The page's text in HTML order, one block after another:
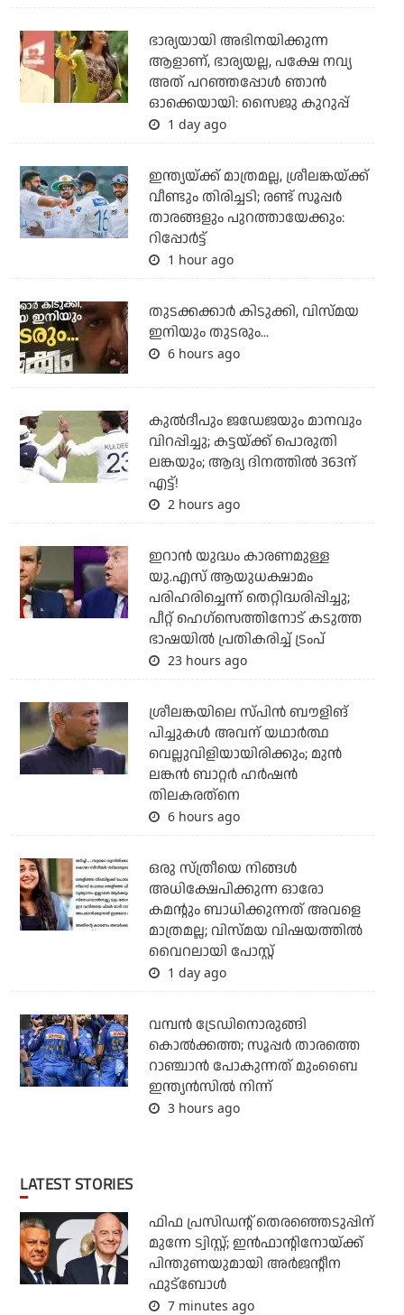
ഭാര്യയായി അഭിനയിക്കുന്ന
ആളാണ്, ഭാര്യയല്ല, പക്ഷേ നവ്യ
അത് പറഞ്ഞപ്പോള്‍ ഞാന്‍
ഓക്കെയായി: സൈജു കുറുപ്പ്
1 day ago
ഇന്ത്യയ്ക്ക് മാത്രമല്ല, ശ്രീലങ്കയ്ക്ക്
വീണ്ടും തിരിച്ചടി; രണ്ട് സൂപ്പര്‍
താരങ്ങളും പുറത്തായേക്കും:
റിപ്പോര്‍ട്ട്
1 hour ago
തുടക്കക്കാര്‍ കിടുക്കി, വിസ്മയ
ഇനിയും തുടരും...
6 hours ago
കുല്‍ദീപും ജഡേജയും മാനവും
വിറപ്പിച്ചു; കട്ടയ്ക്ക് പൊരുതി
ലങ്കയും; ആദ്യ ദിനത്തില്‍ 363ന്
എട്ട്!
2 hours ago
ഇറാന്‍ യുദ്ധം കാരണമുള്ള
യു.എസ് ആയുധക്ഷാമം
പരിഹരിച്ചെന്ന് തെറ്റിദ്ധരിപ്പിച്ചു;
പീറ്റ് ഹെഗ്‌സെത്തിനോട് കടുത്ത
ഭാഷയില്‍ പ്രതികരിച്ച് ട്രംപ്
23 hours ago
ശ്രീലങ്കയിലെ സ്പിന്‍ ബൗളിങ്
പിച്ചുകള്‍ അവന് യഥാര്‍ത്ഥ
വെല്ലുവിളിയായിരിക്കും; മുന്‍
ലങ്കന്‍ ബാറ്റര്‍ ഹര്‍ഷന്‍
തിലകരത്‌നെ
6 hours ago
ഒരു സ്ത്രീയെ നിങ്ങള്‍
അധിക്ഷേപിക്കുന്ന ഓരോ
കമന്റും ബാധിക്കുന്നത് അവളെ
മാത്രമല്ല; വിസ്മയ വിഷയത്തില്‍
വൈറലായി പോസ്റ്റ്
1 day ago
വമ്പന്‍ ട്രേഡിനൊരുങ്ങി
കൊല്‍ക്കത്ത; സൂപ്പര്‍ താരത്തെ
റാഞ്ചാന്‍ പോകുന്നത് മുംബൈ
ഇന്ത്യന്‍സില്‍ നിന്ന്
3 hours ago
LATEST STORIES
ഫിഫ പ്രസിഡന്റ് തെരഞ്ഞെടുപ്പിന്
മുന്നേ ട്വിസ്റ്റ്; ഇന്‍ഫാന്റിനോയ്ക്ക്
പിന്തുണയുമായി അര്‍ജന്റീന
ഫുട്‌ബോള്‍
7 minutes ago